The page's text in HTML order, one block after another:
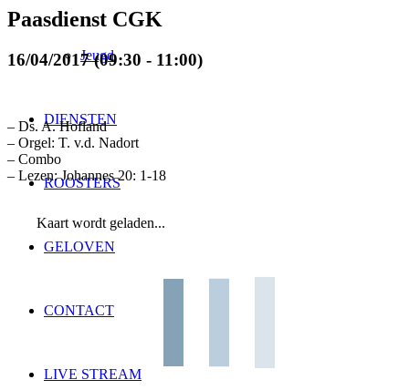
Jeugd
DIENSTEN
ROOSTERS
GELOVEN
CONTACT
LIVE STREAM
Paasdienst CGK
16/04/2017 (09:30 - 11:00)
– Ds. A. Hofland
– Orgel: T. v.d. Nadort
– Combo
– Lezen: Johannes 20: 1-18
Kaart wordt geladen...